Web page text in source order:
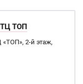
ТЦ ТОП
«ТОП», 2-й этаж,